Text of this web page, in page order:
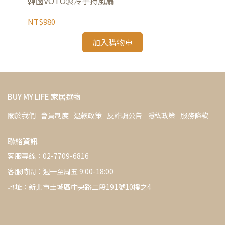
NT$980
加入購物車
BUY MY LIFE 家居選物
關於我們 會員制度 退款政策 反詐騙公告 隱私政策 服務條款
聯絡資訊
客服專線：02-7709-6816
客服時間：週一至周五 9:00-18:00
地址：新北市土城區中央路二段191號10樓之4